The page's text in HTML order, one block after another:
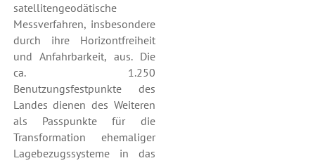
satellitengeodätische
Messverfahren, insbesondere
durch ihre Horizontfreiheit
und Anfahrbarkeit, aus. Die
ca. 1.250
Benutzungsfestpunkte des
Landes dienen des Weiteren
als Passpunkte für die
Transformation ehemaliger
Lagebezugssysteme in das